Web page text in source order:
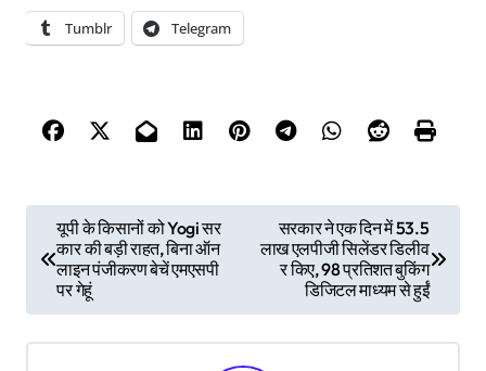
Tumblr Telegram
यूपी के किसानों को Yogi सर
कार की बड़ी राहत, बिना ऑन
लाइन पंजीकरण बेचें एमएसपी
पर गेहूं
सरकार ने एक दिन में 53.5
लाख एलपीजी सिलेंडर डिलीव
र किए, 98 प्रतिशत बुकिंग
डिजिटल माध्यम से हुईं